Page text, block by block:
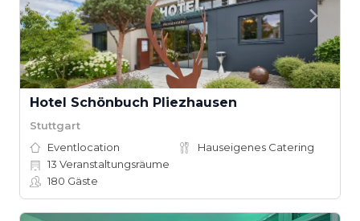
Hotel Schönbuch Pliezhausen
Stuttgart
Eventlocation
Hauseigenes Catering
13 Veranstaltungsräume
180 Gäste